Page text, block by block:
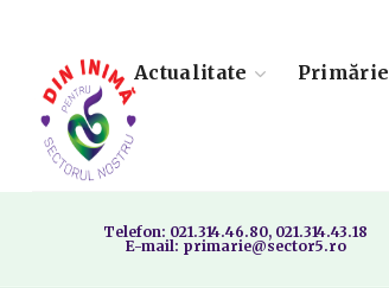
Actualitate Primărie
Telefon: 021.314.46.80, 021.314.43.18
E-mail: primarie@sector5.ro